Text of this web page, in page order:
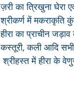
ज़री का त्रिखुना घेरा
श्रीकर्ण में मकराकृति
हीरा का प्राचीन
कस्तूरी, कली आदि सभी
श्रीहस्त में हीरा के